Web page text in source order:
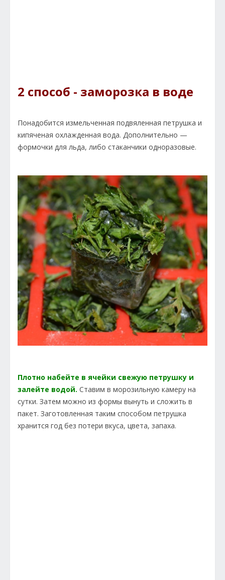
2 способ - заморозка в воде
Понадобится измельченная подвяленная петрушка и
кипяченая охлажденная вода. Дополнительно —
формочки для льда, либо стаканчики одноразовые.
Плотно набейте в ячейки свежую петрушку и
залейте водой. Ставим в морозильную камеру на
сутки. Затем можно из формы вынуть и сложить в
пакет. Заготовленная таким способом петрушка
хранится год без потери вкуса, цвета, запаха.